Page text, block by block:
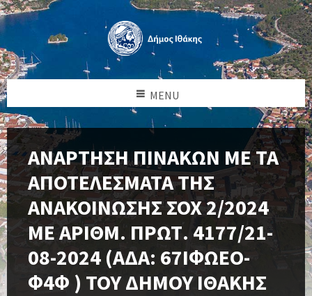
MENU
ΑΝΑΡΤΗΣΗ ΠΙΝΑΚΩΝ ΜΕ ΤΑ
ΑΠΟΤΕΛΕΣΜΑΤΑ ΤΗΣ
ΑΝΑΚΟΙΝΩΣΗΣ ΣΟΧ 2/2024
ΜΕ ΑΡΙΘΜ. ΠΡΩΤ. 4177/21-
08-2024 (ΑΔΑ: 67ΙΦΩΕΟ-
Φ4Φ ) ΤΟΥ ΔΗΜΟΥ ΙΘΑΚΗΣ